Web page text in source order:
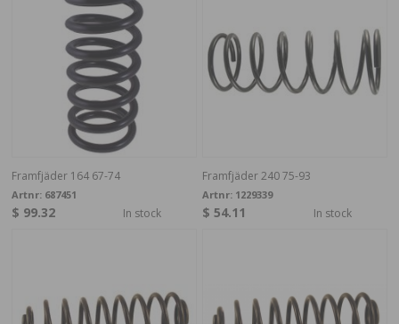
Framfjäder 164 67-74
Artnr: 687451
$ 99.32 In stock
Framfjäder 240 75-93
Artnr: 1229339
$ 54.11 In stock